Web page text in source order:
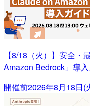
【8/18（火）】安全
Amazon Bedrock」導
開催前2026年8月18日(